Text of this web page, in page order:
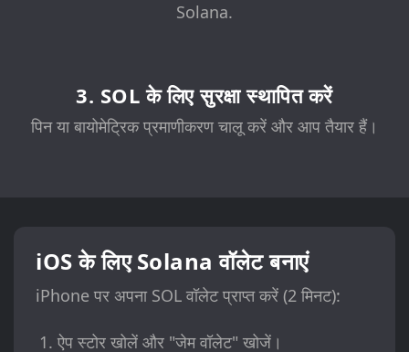
Solana.
3. SOL के लिए सुरक्षा स्थापित करें
पिन या बायोमेट्रिक प्रमाणीकरण चालू करें और आप तैयार हैं।
iOS के लिए Solana वॉलेट बनाएं
iPhone पर अपना SOL वॉलेट प्राप्त करें (2 मिनट):
ऐप स्टोर खोलें और "जेम वॉलेट" खोजें।